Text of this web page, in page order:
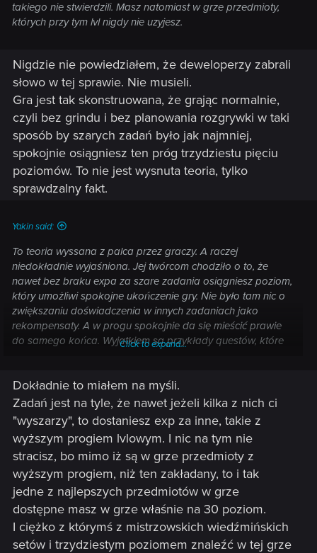
takiego nie stwierdzili. Masz natomiast w grze przedmioty,
których przy tym lvl nigdy nie uzyjesz.
Nigdzie nie powiedziałem, że deweloperzy zabrali
słowo w tej sprawie. Nie musieli.
Gra jest tak skonstruowana, że grając normalnie,
czyli bez grindu i bez planowania rozgrywki w taki
sposób by szarych zadań było jak najmniej,
spokojnie osiągniesz ten próg trzydziestu pięciu
poziomów. To nie jest wysnuta teoria, tylko
sprawdzalny fakt.
Yakin said:
To teoria wyssana z palca przez graczy. A raczej
niedokładnie wyjaśniona. Jej twórcom chodziło o to, że
nawet bez braku expa za szare zadania osiągniesz poziom,
który umożliwi spokojne ukończenie gry. Nie było tam nic o
zwiększaniu doświadczenia w innych zadaniach jako
rekompensaty. A w progu spokojnie da się mieścić prawie
do samego końca. Wyjatkiem są przykłady questów, które
Click to expand...
Dokładnie to miałem na myśli.
Zadań jest na tyle, że nawet jeżeli kilka z nich ci
"wyszarzy", to dostaniesz exp za inne, takie z
wyższym progiem lvlowym. I nic na tym nie
stracisz, bo mimo iż są w grze przedmioty z
wyższym progiem, niż ten zakładany, to i tak
jedne z najlepszych przedmiotów w grze
dostępne masz w grze właśnie na 30 poziom.
I ciężko z którymś z mistrzowskich wiedźmińskich
setów i trzydziestym poziomem znaleźć w tej grze